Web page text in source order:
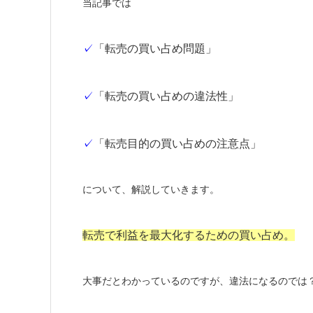
当記事では
✓ 「転売の買い占め問題」
✓ 「転売の買い占めの違法性」
✓ 「転売目的の買い占めの注意点」
について、解説していきます。
転売で利益を最大化するための買い占め。
大事だとわかっているのですが、違法になるのでは